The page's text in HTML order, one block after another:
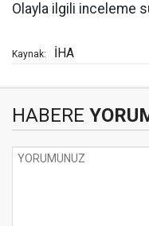
Olayla ilgili inceleme
Kaynak: İHA
HABERE